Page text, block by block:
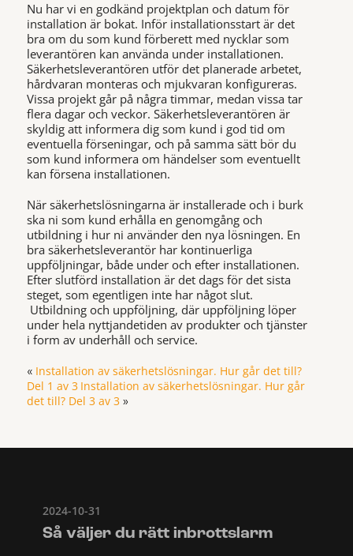
Nu har vi en godkänd projektplan och datum för
installation är bokat. Inför installationsstart är det
bra om du som kund förberett med nycklar som
leverantören kan använda under installationen.
Säkerhetsleverantören utför det planerade arbetet,
hårdvaran monteras och mjukvaran konfigureras.
Vissa projekt går på några timmar, medan vissa tar
flera dagar och veckor. Säkerhetsleverantören är
skyldig att informera dig som kund i god tid om
eventuella förseningar, och på samma sätt bör du
som kund informera om händelser som eventuellt
kan försena installationen.
När säkerhetslösningarna är installerade och i burk
ska ni som kund erhålla en genomgång och
utbildning i hur ni använder den nya lösningen. En
bra säkerhetsleverantör har kontinuerliga
uppföljningar, både under och efter installationen.
Efter slutförd installation är det dags för det sista
steget, som egentligen inte har något slut.
Utbildning och uppföljning, där uppföljning löper
under hela nyttjandetiden av produkter och tjänster
i form av underhåll och service.
« Installation av säkerhetslösningar. Hur går det till?
Del 1 av 3 Installation av säkerhetslösningar. Hur går
det till? Del 3 av 3»
2024-10-31
Så väljer du rätt inbrottslarm